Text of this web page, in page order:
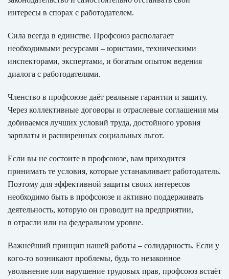
интересы в спорах с работодателем.
Сила всегда в единстве. Профсоюз располагает
необходимыми ресурсами – юристами, техническими
инспекторами, экспертами, и богатым опытом ведения
диалога с работодателями.
Членство в профсоюзе даёт реальные гарантии и защиту.
Через коллективные договоры и отраслевые соглашения мы
добиваемся лучших условий труда, достойного уровня
зарплаты и расширенных социальных льгот.
Если вы не состоите в профсоюзе, вам приходится
принимать те условия, которые устанавливает работодатель.
Поэтому для эффективной защиты своих интересов
необходимо быть в профсоюзе и активно поддерживать
деятельность, которую он проводит на предприятии,
в отрасли или на федеральном уровне.
Важнейший принцип нашей работы – солидарность. Если у
кого‑то возникают проблемы, будь то незаконное
увольнение или нарушение трудовых прав, профсоюз встаёт